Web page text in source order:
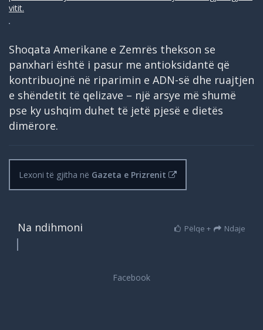
vitit.
Shoqata Amerikane e Zemrës thekson se
panxhari është i pasur me antioksidantë që
kontribuojnë në riparimin e ADN-së dhe ruajtjen
e shëndetit të qelizave – një arsye më shumë
pse ky ushqim duhet të jetë pjesë e dietës
dimërore.
Lexoni të gjitha në Gazeta e Prizrenit
Na ndihmoni Pëlqe + Ndaje